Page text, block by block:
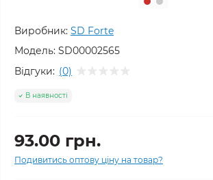
Виробник: SD Forte
Модель: SD00002565
Відгуки: (0)
В наявності
93.00 грн.
Подивитись оптову ціну на товар?